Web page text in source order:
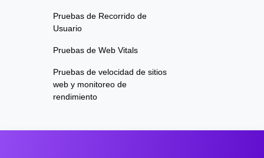
Pruebas de Recorrido de
Usuario
Pruebas de Web Vitals
Pruebas de velocidad de sitios
web y monitoreo de
rendimiento